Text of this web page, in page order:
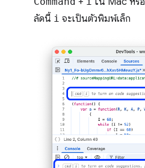
ลัดนี้ i จะเป็นตัวพิมพ์เล็ก